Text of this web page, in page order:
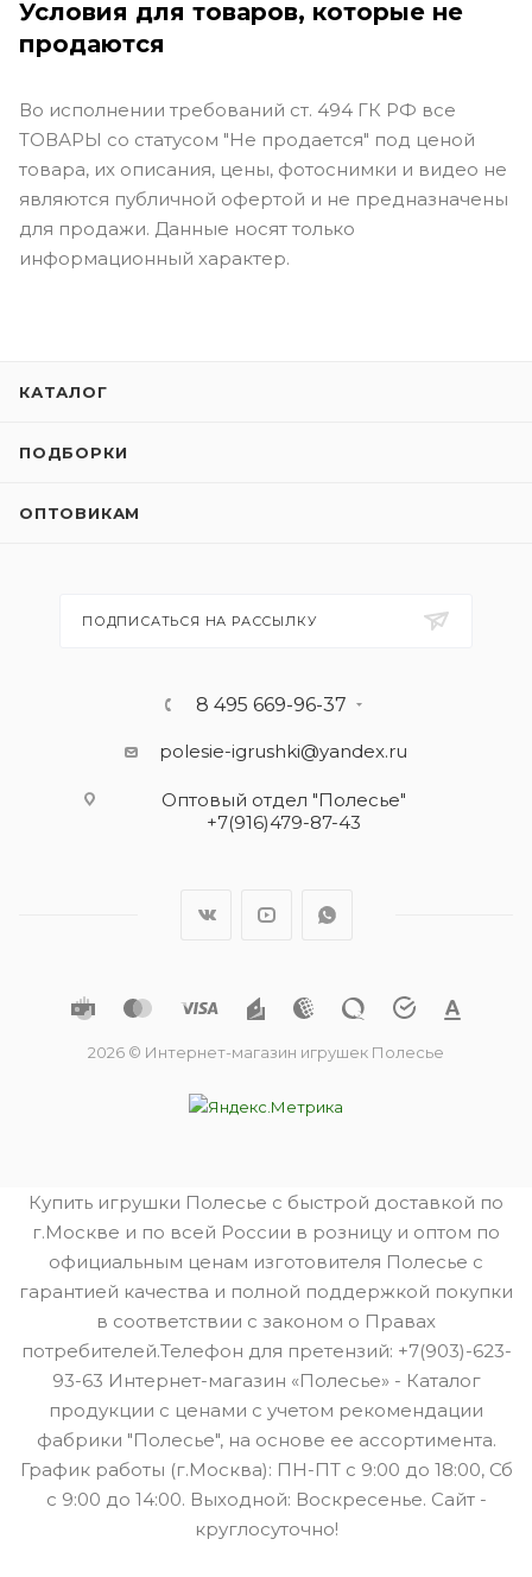
Условия для товаров, которые не
продаются
Во исполнении требований ст. 494 ГК РФ все
ТОВАРЫ со статусом "Не продается" под ценой
товара, их описания, цены, фотоснимки и видео не
являются публичной офертой и не предназначены
для продажи. Данные носят только
информационный характер.
КАТАЛОГ
ПОДБОРКИ
ОПТОВИКАМ
ПОДПИСАТЬСЯ НА РАССЫЛКУ
8 495 669-96-37
polesie-igrushki@yandex.ru
Оптовый отдел "Полесье"
+7(916)479-87-43
2026 © Интернет-магазин игрушек Полесье
Купить игрушки Полесье с быстрой доставкой по
г.Москве и по всей России в розницу и оптом по
официальным ценам изготовителя Полесье с
гарантией качества и полной поддержкой покупки
в соответствии с законом о Правах
потребителей.Телефон для претензий: +7(903)-623-
93-63 Интернет-магазин «Полесье» - Каталог
продукции с ценами с учетом рекомендации
фабрики "Полесье", на основе ее ассортимента.
График работы (г.Москва): ПН-ПТ с 9:00 до 18:00, Сб
с 9:00 до 14:00. Выходной: Воскресенье. Сайт -
круглосуточно!